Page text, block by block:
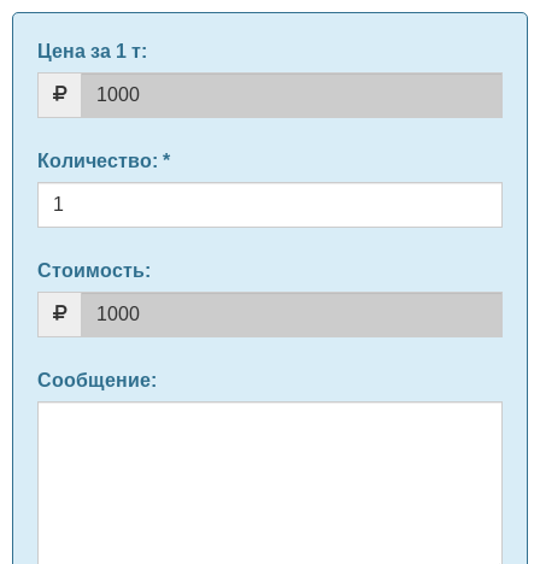
Цена за 1 т:
Количество: *
Стоимость:
Сообщение: